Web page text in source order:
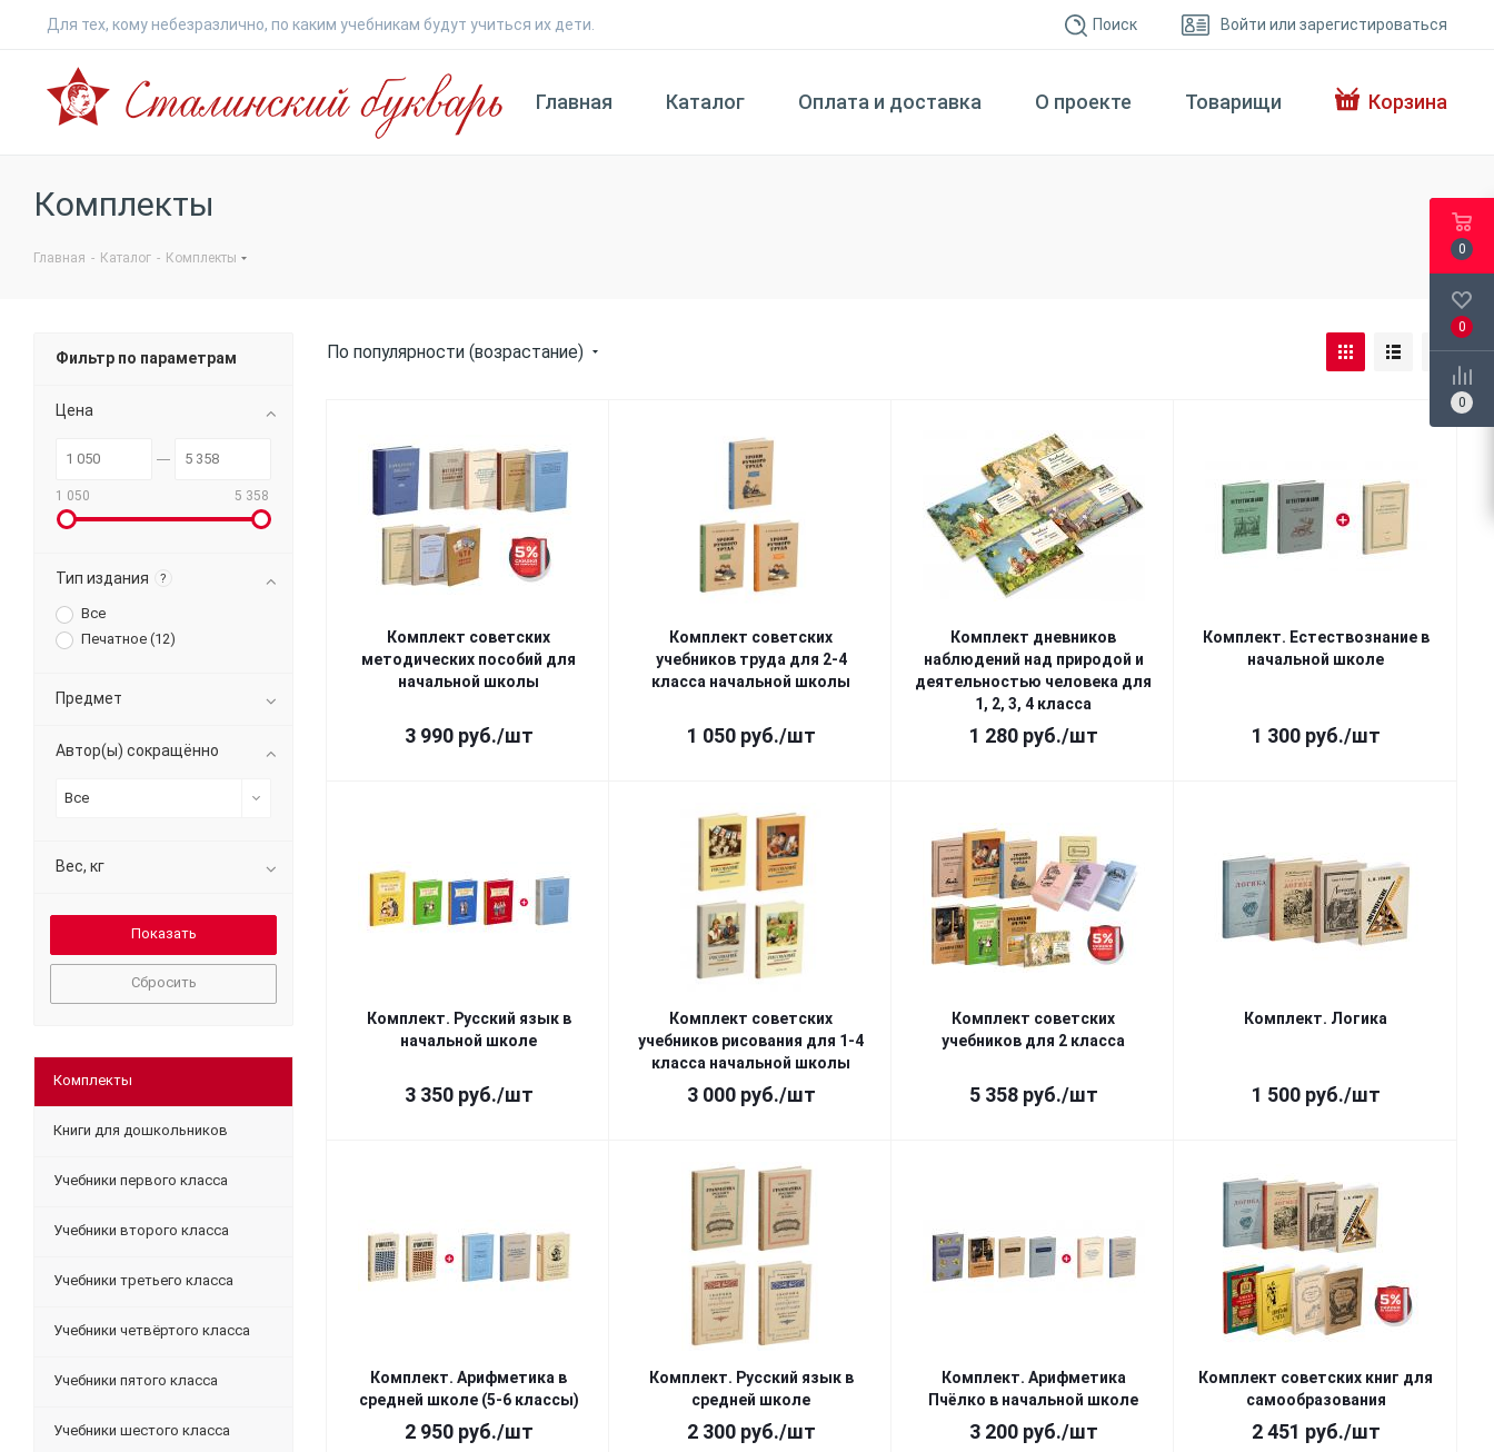
Для тех, кому небезразлично, по каким учебникам будут учиться их дети. Поиск Войти или зарегистироваться
Главная Каталог Оплата и доставка О проекте Товарищи Корзина
Комплекты
Главная - Каталог - Комплекты
По популярности (возрастание)
Комплект советских
методических пособий для
начальной школы
3 990руб./шт
Комплект советских
учебников труда для 2-4
класса начальной школы
1 050руб./шт
Комплект дневников
наблюдений над природой и
деятельностью человека для
1, 2, 3, 4 класса
1 280руб./шт
Комплект. Естествознание в
начальной школе
1 300руб./шт
Комплект. Русский язык в
начальной школе
3 350руб./шт
Комплект советских
учебников рисования для 1-4
класса начальной школы
3 000руб./шт
Комплект советских
учебников для 2 класса
5 358руб./шт
Комплект. Логика
1 500руб./шт
Комплект. Арифметика в
средней школе (5-6 классы)
2 950руб./шт
Комплект. Русский язык в
средней школе
2 300руб./шт
Комплект. Арифметика
Пчёлко в начальной школе
3 200руб./шт
Комплект советских книг для
самообразования
2 451 руб./шт
Фильтр по параметрам
Цена
1 050 5 358
Тип издания ?
Все
Печатное (12)
Предмет
Автор(ы) сокращённо
Все
Вес, кг
Сбросить
Комплекты
Книги для дошкольников
Учебники первого класса
Учебники второго класса
Учебники третьего класса
Учебники четвёртого класса
Учебники пятого класса
Учебники шестого класса
0
0
0